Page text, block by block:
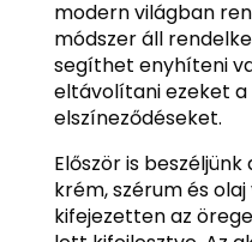
modern világban
módszer áll
segíthet enyhíteni
eltávolítani ezeket
elszíneződéseket.
Először is
krém, szérum és
kifejezetten az